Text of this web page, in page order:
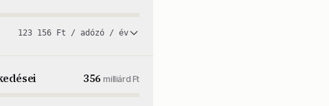
123 156 Ft / adózó / év
356milliárd Ft